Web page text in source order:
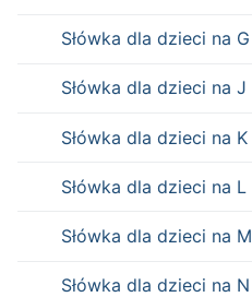
Słówka dla dzieci na G
Słówka dla dzieci na J
Słówka dla dzieci na K
Słówka dla dzieci na L
Słówka dla dzieci na M
Słówka dla dzieci na N